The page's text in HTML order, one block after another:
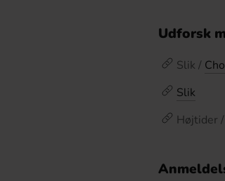
Udforsk
Slik /
Slik
Højtider /